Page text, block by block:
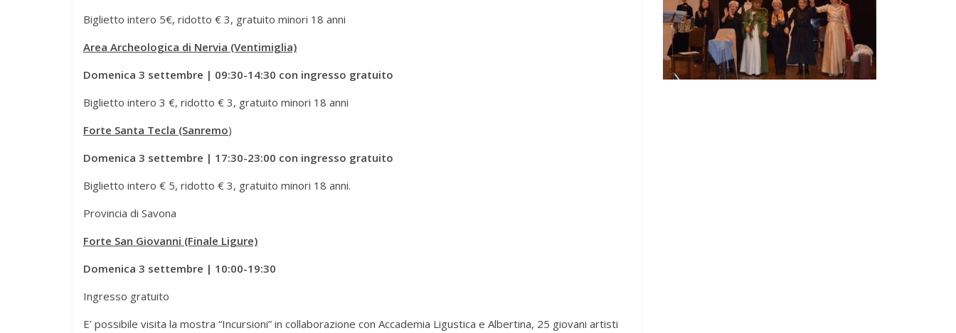
Biglietto intero 5€, ridotto € 3, gratuito minori 18 anni
Area Archeologica di Nervia (Ventimiglia)
Domenica 3 settembre | 09:30-14:30 con ingresso gratuito
Biglietto intero 3 €, ridotto € 3, gratuito minori 18 anni
Forte Santa Tecla (Sanremo)
Domenica 3 settembre | 17:30-23:00 con ingresso gratuito
Biglietto intero € 5, ridotto € 3, gratuito minori 18 anni.
Provincia di Savona
Forte San Giovanni (Finale Ligure)
Domenica 3 settembre | 10:00-19:30
Ingresso gratuito
E’ possibile visita la mostra “Incursioni” in collaborazione con Accademia Ligustica e Albertina, 25 giovani artisti